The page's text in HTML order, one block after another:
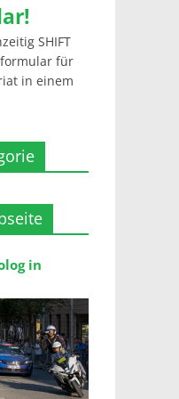
SHIFT
für
in einem
in